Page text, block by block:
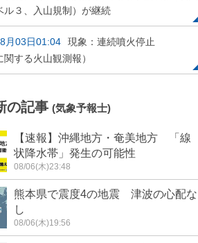
ル３、入山規制）が継続
月03日01:04
現象：連続噴火停止
関する火山観測報）
の記事 (気象予報士)
【速報】沖縄地方・奄美地方 「線
状降水帯」発生の可能性
08/06(木)23:48
熊本県で震度4の地震 津波の心配な
し
08/06(木)19:56